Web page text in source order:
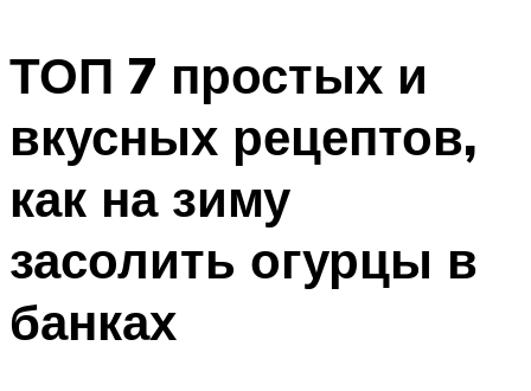
ТОП 7 простых и
вкусных рецептов,
как на зиму
засолить огурцы в
банках